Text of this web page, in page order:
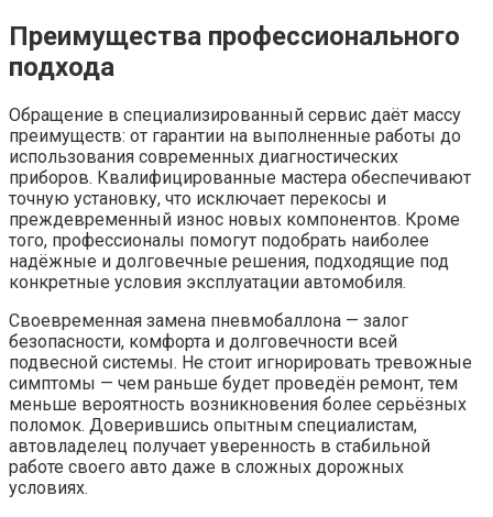
Преимущества профессионального
подхода
Обращение в специализированный сервис даёт массу
преимуществ: от гарантии на выполненные работы до
использования современных диагностических
приборов. Квалифицированные мастера обеспечивают
точную установку, что исключает перекосы и
преждевременный износ новых компонентов. Кроме
того, профессионалы помогут подобрать наиболее
надёжные и долговечные решения, подходящие под
конкретные условия эксплуатации автомобиля.
Своевременная замена пневмобаллона — залог
безопасности, комфорта и долговечности всей
подвесной системы. Не стоит игнорировать тревожные
симптомы — чем раньше будет проведён ремонт, тем
меньше вероятность возникновения более серьёзных
поломок. Доверившись опытным специалистам,
автовладелец получает уверенность в стабильной
работе своего авто даже в сложных дорожных
условиях.